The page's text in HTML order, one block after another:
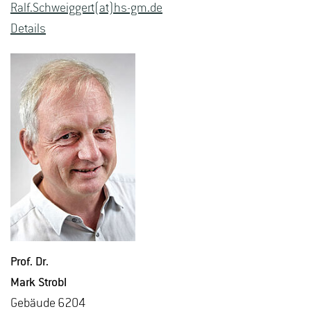
Ralf.​Schweig­gert(at)hs-​gm.​de
De­tails
Prof. Dr.
Mark Strobl
Ge­bäu­de 6204